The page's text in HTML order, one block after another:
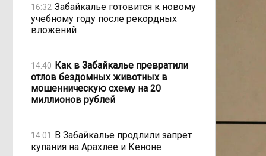
16:32 Забайкалье готовится к новому
учебному году после рекордных
вложений
14:40 Как в Забайкалье превратили
отлов бездомных животных в
мошенническую схему на 20
миллионов рублей
14:01 В Забайкалье продлили запрет
купания на Арахлее и Кеноне